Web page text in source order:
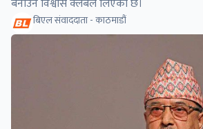
बिएल संवाददाता - काठमाडौं